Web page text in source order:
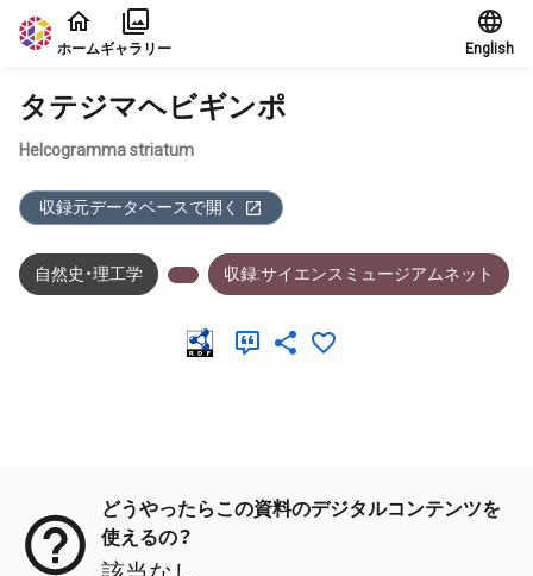
本文に飛ぶ
ホームギャラリー English
タテジマヘビギンポ
Helcogramma striatum
収録元データベースで開く
自然史・理工学 収録:サイエンスミュージアムネット
どうやったらこの資料のデジタルコンテンツを
使えるの？